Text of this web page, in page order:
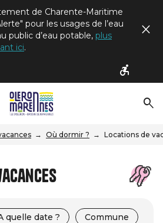
de Charente-Maritime
pour les usages de l’eau
public d’eau potable, plus
ici.
Où dormir ? Locations de
quelle date ? Commune